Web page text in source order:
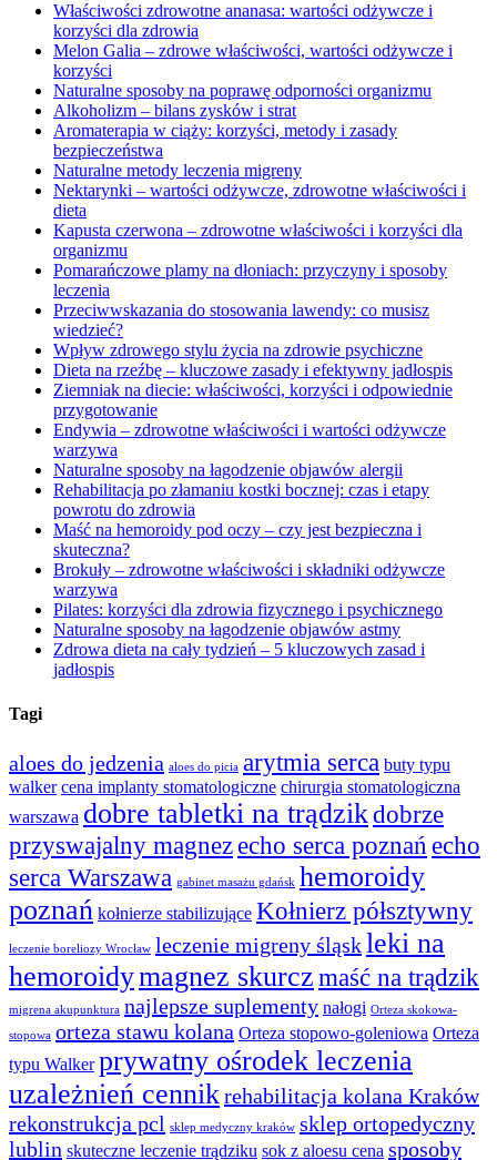
Właściwości zdrowotne ananasa: wartości odżywcze i
korzyści dla zdrowia
Melon Galia – zdrowe właściwości, wartości odżywcze i
korzyści
Naturalne sposoby na poprawę odporności organizmu
Alkoholizm – bilans zysków i strat
Aromaterapia w ciąży: korzyści, metody i zasady
bezpieczeństwa
Naturalne metody leczenia migreny
Nektarynki – wartości odżywcze, zdrowotne właściwości i
dieta
Kapusta czerwona – zdrowotne właściwości i korzyści dla
organizmu
Pomarańczowe plamy na dłoniach: przyczyny i sposoby
leczenia
Przeciwwskazania do stosowania lawendy: co musisz
wiedzieć?
Wpływ zdrowego stylu życia na zdrowie psychiczne
Dieta na rzeźbę – kluczowe zasady i efektywny jadłospis
Ziemniak na diecie: właściwości, korzyści i odpowiednie
przygotowanie
Endywia – zdrowotne właściwości i wartości odżywcze
warzywa
Naturalne sposoby na łagodzenie objawów alergii
Rehabilitacja po złamaniu kostki bocznej: czas i etapy
powrotu do zdrowia
Maść na hemoroidy pod oczy – czy jest bezpieczna i
skuteczna?
Brokuły – zdrowotne właściwości i składniki odżywcze
warzywa
Pilates: korzyści dla zdrowia fizycznego i psychicznego
Naturalne sposoby na łagodzenie objawów astmy
Zdrowa dieta na cały tydzień – 5 kluczowych zasad i
jadłospis
Tagi
aloes do jedzenia aloes do picia arytmia serca buty typu
walker cena implanty stomatologiczne chirurgia stomatologiczna
warszawa dobre tabletki na trądzikdobrze
przyswajalny magnezecho serca poznań echo
serca Warszawa gabinet masażu gdańsk hemoroidy
poznań kołnierze stabilizujące Kołnierz półsztywny
leczenie boreliozy Wrocław leczenie migreny śląskleki na
hemoroidymagnez skurczmaść na trądzik
migrena akupunktura najlepsze suplementy nałogi Orteza skokowa-
stopowa orteza stawu kolana Orteza stopowo-goleniowa Orteza
typu Walker prywatny ośrodek leczenia
uzależnień cennikrehabilitacja kolana Kraków
rekonstrukcja pcl sklep medyczny kraków sklep ortopedyczny
lublin skuteczne leczenie trądziku sok z aloesu cena sposoby